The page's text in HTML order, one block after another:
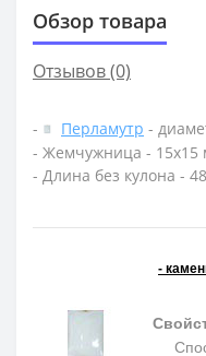
Обзор товара
Отзывов (0)
- Перламутр -
- Жемчужница - 15х15
- Длина без кулона -
-